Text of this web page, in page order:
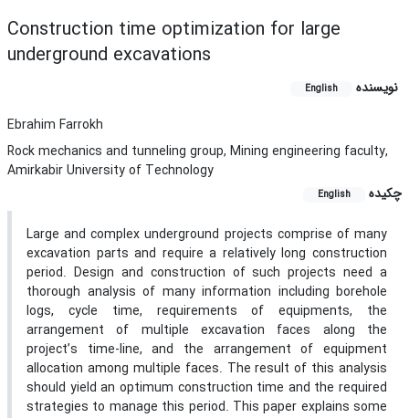
Construction time optimization for large
underground excavations
نویسنده English
Ebrahim Farrokh
Rock mechanics and tunneling group, Mining engineering faculty,
Amirkabir University of Technology
چکیده
English
Large and complex underground projects comprise of many
excavation parts and require a relatively long construction
period. Design and construction of such projects need a
thorough analysis of many information including borehole
logs, cycle time, requirements of equipments, the
arrangement of multiple excavation faces along the
project’s time-line, and the arrangement of equipment
allocation among multiple faces. The result of this analysis
should yield an optimum construction time and the required
strategies to manage this period. This paper explains some